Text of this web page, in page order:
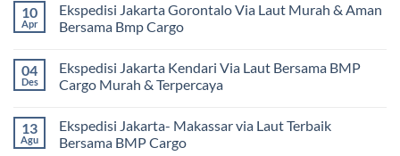
Murah
dan
Terpercaya
Cargo
Jakarta
ke
BMP
Cargo
komentar
pada
Ekspedisi
Kota
Bitung
Lebih
Kapal
Laut
10
Apr
Ekspedisi Jakarta Gorontalo Via Laut Murah & Aman
Bersama Bmp Cargo
komentar
pada
Ekspedisi
Via
Laut
Murah
04
Des
Ekspedisi Jakarta Kendari Via Laut Bersama BMP
Cargo Murah & Terpercaya
komentar
pada
Ekspedisi
13
Agu
Ekspedisi Jakarta- Makassar via Laut Terbaik
Bersama BMP Cargo